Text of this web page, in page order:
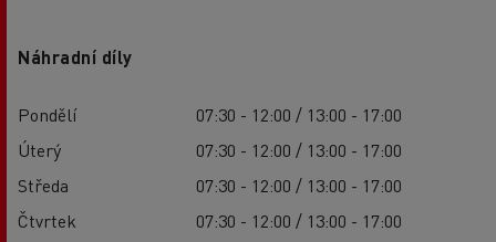
Náhradní díly
Pondělí
07:30 - 12:00 / 13:00 - 17:00
Úterý
07:30 - 12:00 / 13:00 - 17:00
Středa
07:30 - 12:00 / 13:00 - 17:00
Čtvrtek
07:30 - 12:00 / 13:00 - 17:00